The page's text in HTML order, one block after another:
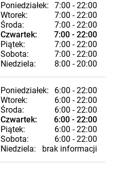
Poniedziałek:
7:00 - 22:00
Wtorek:
7:00 - 22:00
Środa:
7:00 - 22:00
Czwartek:
7:00 - 22:00
Piątek:
7:00 - 22:00
Sobota:
7:00 - 22:00
Niedziela:
8:00 - 20:00
Poniedziałek:
6:00 - 22:00
Wtorek:
6:00 - 22:00
Środa:
6:00 - 22:00
Czwartek:
6:00 - 22:00
Piątek:
6:00 - 22:00
Sobota:
6:00 - 22:00
Niedziela:
brak informacji